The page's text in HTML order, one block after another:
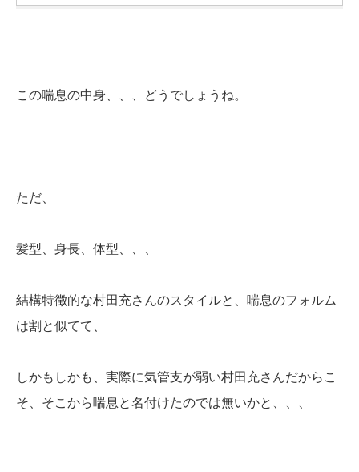
この喘息の中身、、、どうでしょうね。
ただ、
髪型、身長、体型、、、
結構特徴的な村田充さんのスタイルと、喘息のフォルム
は割と似てて、
しかもしかも、実際に気管支が弱い村田充さんだからこ
そ、そこから喘息と名付けたのでは無いかと、、、